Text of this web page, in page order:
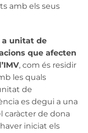
amb els seus
a unitat de
que afecten
, com és residir
les quals
de
es degui a una
caràcter de dona
iniciat els